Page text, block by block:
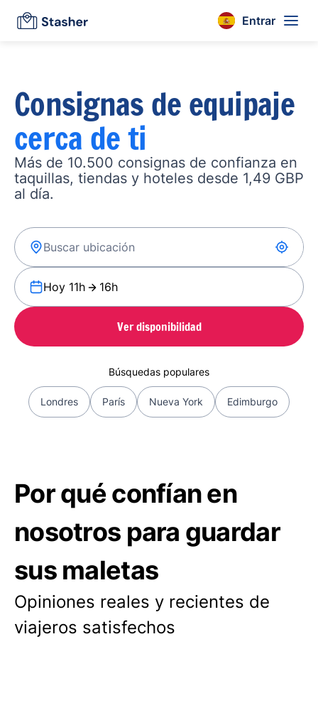
Entrar
Consignas de equipaje
cerca de ti
Más de 10.500 consignas de confianza en
taquillas, tiendas y hoteles desde 1,49 GBP
al día.
Hoy 11h 16h
Ver disponibilidad
Búsquedas populares
Londres París Nueva York Edimburgo
Por qué confían en
nosotros para guardar
sus maletas
Opiniones reales y recientes de
viajeros satisfechos